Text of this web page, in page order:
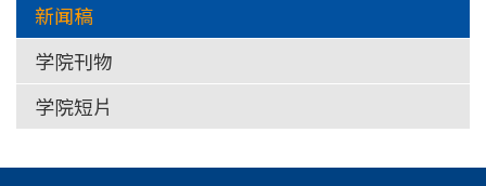
新闻稿
学院刊物
学院短片